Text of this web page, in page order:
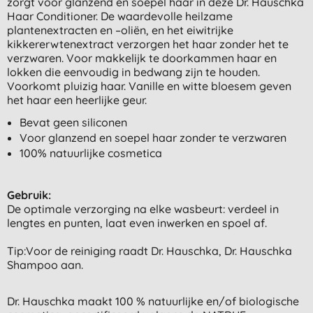
Haar Conditioner. De waardevolle heilzame
plantenextracten en –oliën, en het eiwitrijke
kikkererwtenextract verzorgen het haar zonder het te
verzwaren. Voor makkelijk te doorkammen haar en
lokken die eenvoudig in bedwang zijn te houden.
Voorkomt pluizig haar. Vanille en witte bloesem geven
het haar een heerlijke geur.
Bevat geen siliconen
Voor glanzend en soepel haar zonder te verzwaren
100% natuurlijke cosmetica
Gebruik:
De optimale verzorging na elke wasbeurt: verdeel in
lengtes en punten, laat even inwerken en spoel af.
Tip:Voor de reiniging raadt Dr. Hauschka, Dr. Hauschka
Shampoo aan.
Dr. Hauschka maakt 100 % natuurlijke en/of biologische